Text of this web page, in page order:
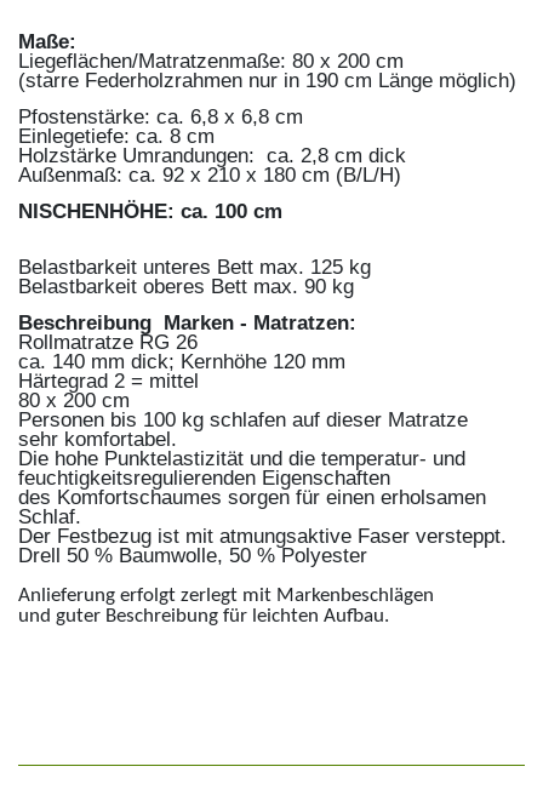
Maße:
Liegeflächen/Matratzenmaße: 80 x 200 cm
(starre Federholzrahmen nur in 190 cm Länge möglich)
Pfostenstärke: ca. 6,8 x 6,8 cm
Einlegetiefe: ca. 8 cm
Holzstärke Umrandungen: ca. 2,8 cm dick
Außenmaß: ca. 92 x 210 x 180 cm (B/L/H)
NISCHENHÖHE: ca. 100 cm
Belastbarkeit unteres Bett max. 125 kg
Belastbarkeit oberes Bett max. 90 kg
Beschreibung Marken - Matratzen:
Rollmatratze RG 26
ca. 140 mm dick; Kernhöhe 120 mm
Härtegrad 2 = mittel
80 x 200 cm
Personen bis 100 kg schlafen auf dieser Matratze
sehr komfortabel.
Die hohe Punktelastizität und die temperatur- und
feuchtigkeitsregulierenden Eigenschaften
des Komfortschaumes sorgen für einen erholsamen
Schlaf.
Der Festbezug ist mit atmungsaktive Faser versteppt.
Drell 50 % Baumwolle, 50 % Polyester
Anlieferung erfolgt zerlegt mit Markenbeschlägen
und guter Beschreibung für leichten Aufbau.